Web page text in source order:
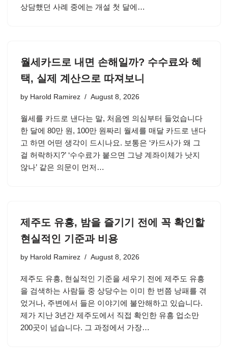
상담했던 사례 중에는 개설 첫 달에…
월세카드로 내면 손해일까? 수수료와 혜
택, 실제 계산으로 따져보니
by Harold Ramirez August 8, 2026
월세를 카드로 낸다는 말, 처음엔 의심부터 들었습니다
한 달에 80만 원, 100만 원짜리 월세를 매달 카드로 낸다
고 하면 어떤 생각이 드시나요. 보통은 ‘카드사가 왜 그
걸 허락하지?’ ‘수수료가 붙으면 그냥 계좌이체가 낫지
않나’ 같은 의문이 먼저…
제주도 유흥, 밤을 즐기기 전에 꼭 확인할
현실적인 기준과 비용
by Harold Ramirez August 8, 2026
제주도 유흥, 현실적인 기준을 세우기 전에 제주도 유흥
을 검색하는 사람들 중 상당수는 이미 한 번쯤 낭패를 겪
었거나, 주변에서 들은 이야기에 불안해하고 있습니다.
제가 지난 3년간 제주도에서 직접 확인한 유흥 업소만
200곳이 넘습니다. 그 과정에서 가장…